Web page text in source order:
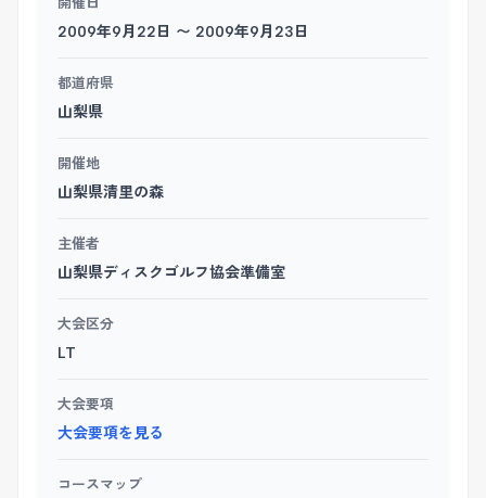
2009年9月22日 〜 2009年9月23日
都道府県
山梨県
開催地
山梨県清里の森
主催者
山梨県ディスクゴルフ協会準備室
大会区分
LT
大会要項
大会要項を見る
コースマップ